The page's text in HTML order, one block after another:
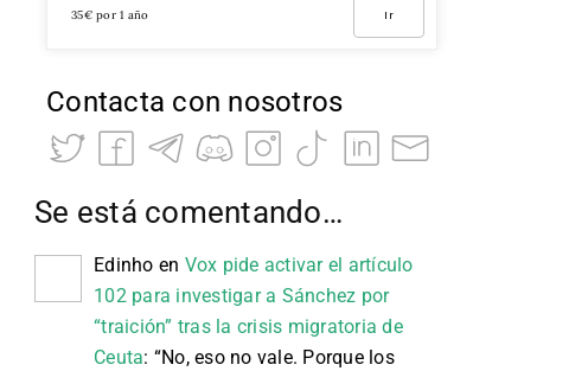
35€ por 1 año Ir
Contacta con nosotros
Se está comentando…
Edinho en Vox pide activar el artículo
102 para investigar a Sánchez por
“traición” tras la crisis migratoria de
Ceuta: “No, eso no vale. Porque los